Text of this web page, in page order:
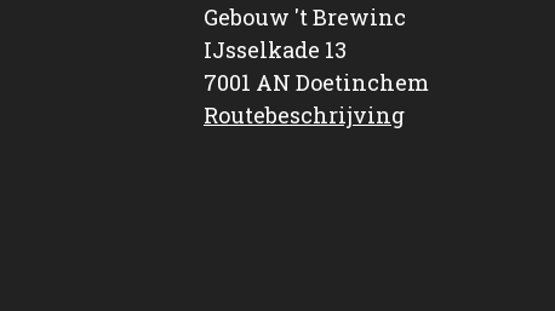
Gebouw 't Brewinc
IJsselkade 13
7001 AN Doetinchem
Routebeschrijving